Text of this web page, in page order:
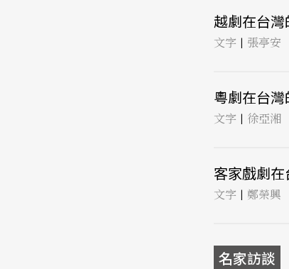
越劇在台
文字 | 張亭安
粵劇在台
文字 | 徐亞湘
客家戲劇
文字 | 鄭榮興
名家訪談